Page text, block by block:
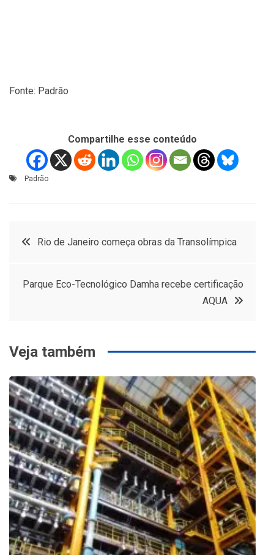
Fonte: Padrão
Compartilhe esse conteúdo
Padrão
Navegação
Rio de Janeiro começa obras da Transolímpica
Parque Eco-Tecnológico Damha recebe certificação
AQUA
Veja também